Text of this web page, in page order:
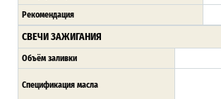
Рекомендация
СВЕЧИ ЗАЖИГАНИЯ
Объём заливки
Спецификация масла